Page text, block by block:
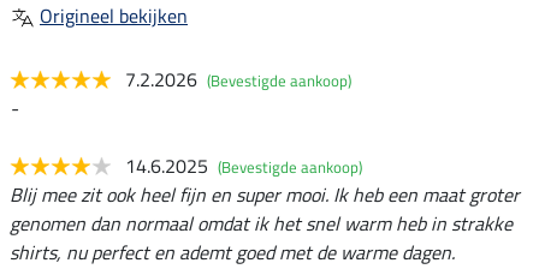
Origineel bekijken
7.2.2026 (Bevestigde aankoop)
-
14.6.2025 (Bevestigde aankoop)
Blij mee zit ook heel fijn en super mooi. Ik heb een maat groter
genomen dan normaal omdat ik het snel warm heb in strakke
shirts, nu perfect en ademt goed met de warme dagen.